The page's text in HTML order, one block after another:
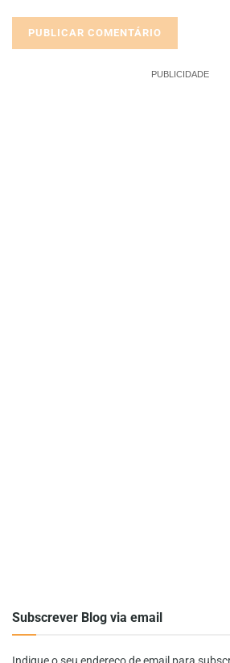
PUBLICIDADE
Subscrever Blog via email